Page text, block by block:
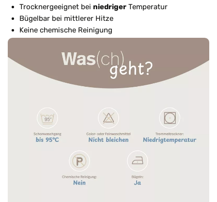
Trocknergeeignet bei niedriger Temperatur
Bügelbar bei mittlerer Hitze
Keine chemische Reinigung